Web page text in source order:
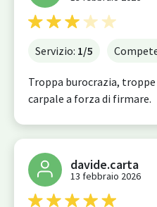
Servizio: 1/5
Troppa burocrazia,
carpale a forza di firmare.
davide.carta
13 febbraio 2026